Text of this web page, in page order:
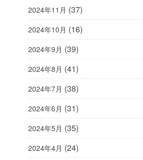
2024年11月 (37)
2024年10月 (16)
2024年9月 (39)
2024年8月 (41)
2024年7月 (38)
2024年6月 (31)
2024年5月 (35)
2024年4月 (24)